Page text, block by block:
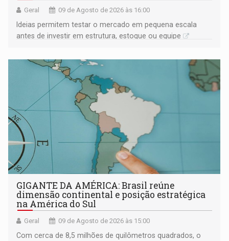
Geral 09 de Agosto de 2026 às 16:00
Ideias permitem testar o mercado em pequena escala
antes de investir em estrutura, estoque ou equipe
GIGANTE DA AMÉRICA: Brasil reúne
dimensão continental e posição estratégica
na América do Sul
Geral 09 de Agosto de 2026 às 15:00
Com cerca de 8,5 milhões de quilômetros quadrados, o